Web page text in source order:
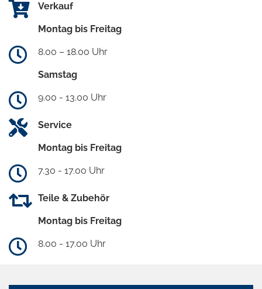
Verkauf
Montag bis Freitag
8.00 – 18.00 Uhr
Samstag
9.00 - 13.00 Uhr
Service
Montag bis Freitag
7.30 - 17.00 Uhr
Teile & Zubehör
Montag bis Freitag
8.00 - 17.00 Uhr